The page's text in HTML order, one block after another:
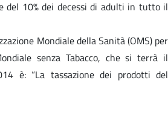
del 10% dei decessi di adulti in tutto il
Mondiale della Sanità (OMS) per
senza Tabacco, che si terrà il
è: “La tassazione dei prodotti del